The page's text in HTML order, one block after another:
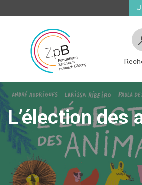
L’élection des